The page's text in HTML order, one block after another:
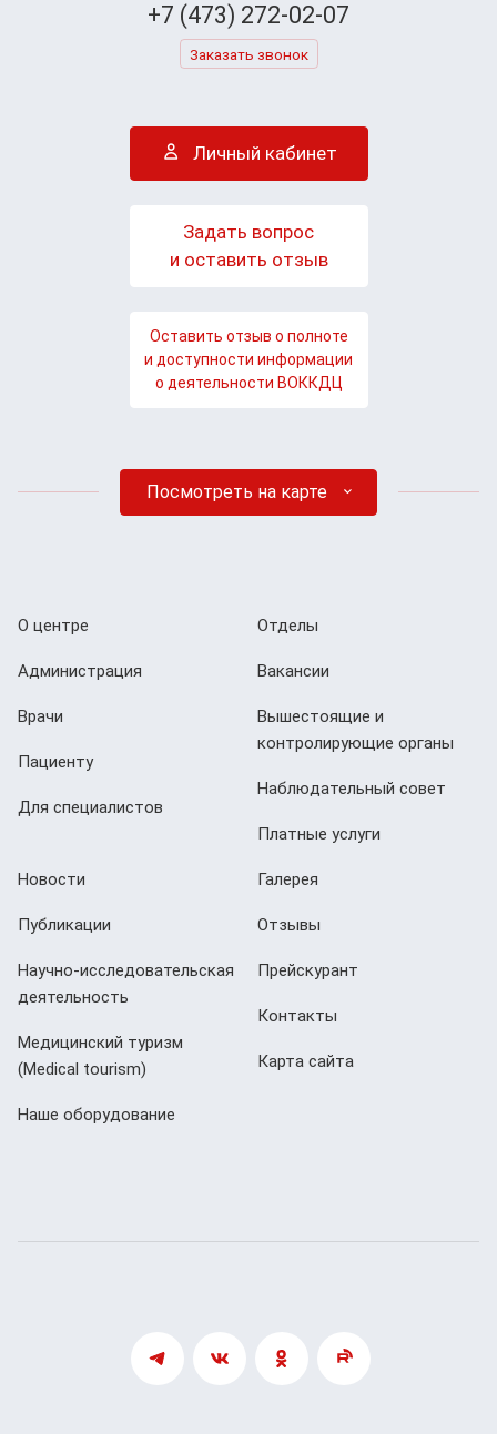
+7 (473) 272-02-07
Заказать звонок
Личный кабинет
Задать вопрос
и оставить отзыв
Оставить отзыв о полноте
и доступности информации
о деятельности ВОККДЦ
Посмотреть на карте
О центре
Администрация
Врачи
Пациенту
Для специалистов
Отделы
Вакансии
Вышестоящие и
контролирующие органы
Наблюдательный совет
Платные услуги
Новости
Публикации
Научно-исследовательская
деятельность
Медицинский туризм
(Мedical tourism)
Наше оборудование
Галерея
Отзывы
Прейскурант
Контакты
Карта сайта